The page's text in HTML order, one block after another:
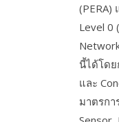
(PERA)
Level 0
นี้ได้โดย
และ
มาตรกา